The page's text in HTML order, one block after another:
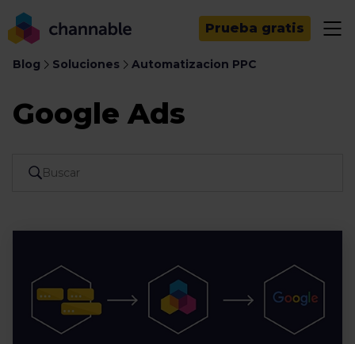
Prueba gratis
Blog Soluciones Automatizacion PPC
Google Ads